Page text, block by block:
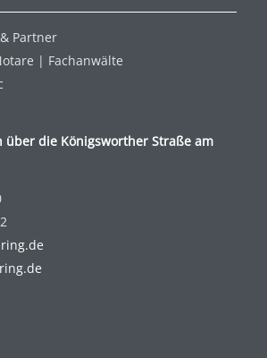
Partner
| Fachanwälte
über die Königsworther Straße am